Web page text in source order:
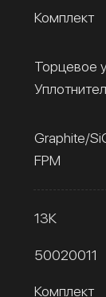
Комплект
Торцевое
Graphite/
FPM
13К
50020011
Комплект